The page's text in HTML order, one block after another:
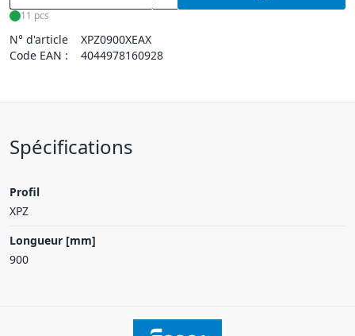
11 pcs
N° d'article
XPZ0900XEAX
Code EAN :
4044978160928
Spécifications
Profil
XPZ
Longueur [mm]
900